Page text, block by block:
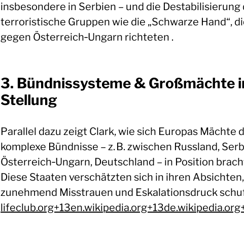
insbesondere in Serbien – und die Destabilisierung
terroristische Gruppen wie die „Schwarze Hand“,
gegen Österreich‑Ungarn richteten .
3. Bündnissysteme & Großmächte
Stellung
Parallel dazu zeigt Clark, wie sich Europas Mächte
komplexe Bündnisse – z. B. zwischen Russland,
Österreich‑Ungarn, Deutschland – in Position
Diese Staaten verschätzten sich in ihren
zunehmend Misstrauen und Eskalationsdruck